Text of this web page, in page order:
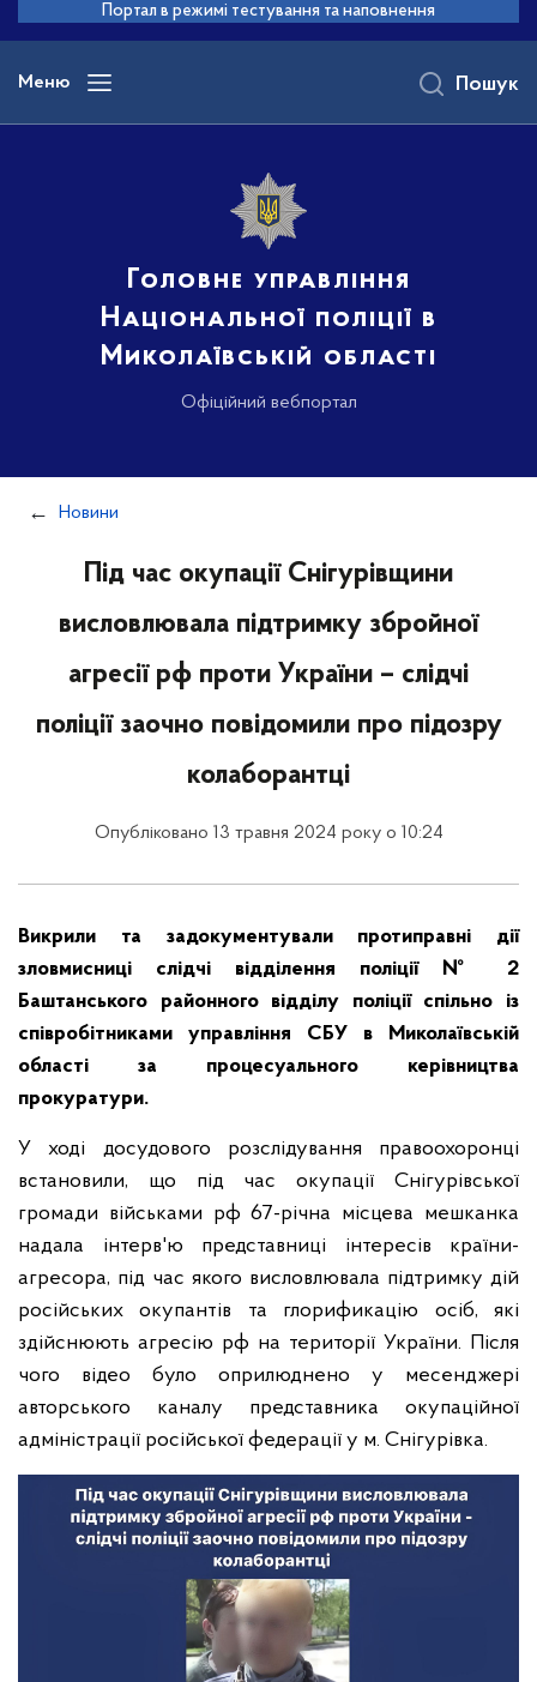
основного
вмісту
Портал в режимі тестування та наповнення
Меню
Головне управління
Національної поліції в
Миколаївській області
Офіційний вебпортал
Пошук
Новини
Під час окупації Снігурівщини
висловлювала підтримку збройної
агресії рф проти України – слідчі
поліції заочно повідомили про підозру
колаборантці
Опубліковано 13 травня 2024 року о 10:24
Викрили та задокументували протиправні дії
зловмисниці слідчі відділення поліції № 2
Баштанського районного відділу поліції спільно із
співробітниками управління СБУ в Миколаївській
області за процесуального керівництва
прокуратури.
У ході досудового розслідування правоохоронці
встановили, що під час окупації Снігурівської
громади військами рф 67-річна місцева мешканка
надала інтерв'ю представниці інтересів країни-
агресора, під час якого висловлювала підтримку дій
російських окупантів та глорификацію осіб, які
здійснюють агресію рф на території України. Після
чого відео було оприлюднено у месенджері
авторського каналу представника окупаційної
адміністрації російської федерації у м. Снігурівка.